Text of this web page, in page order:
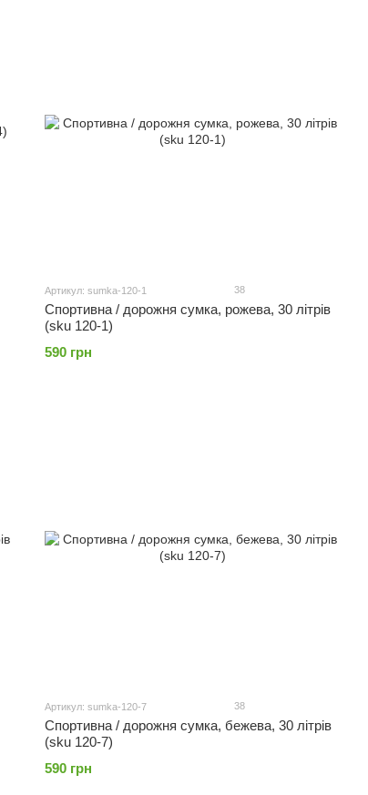
Артикул: sumka-120-1 38
Спортивна / дорожня сумка, рожева, 30 літрів
(sku 120-1)
590 грн
Артикул: sumka-120-7 38
Спортивна / дорожня сумка, бежева, 30 літрів
(sku 120-7)
590 грн